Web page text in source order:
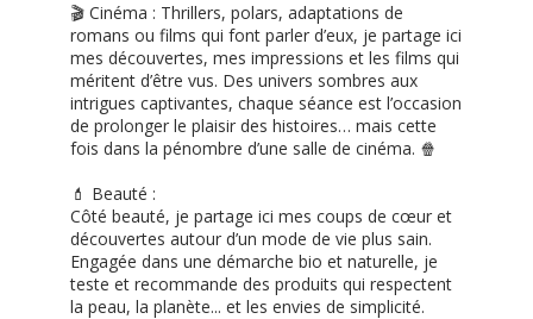
🎬 Cinéma : Thrillers, polars, adaptations de
romans ou films qui font parler d’eux, je partage ici
mes découvertes, mes impressions et les films qui
méritent d’être vus. Des univers sombres aux
intrigues captivantes, chaque séance est l’occasion
de prolonger le plaisir des histoires… mais cette
fois dans la pénombre d’une salle de cinéma. 🍿
💄 Beauté :
Côté beauté, je partage ici mes coups de cœur et
découvertes autour d’un mode de vie plus sain.
Engagée dans une démarche bio et naturelle, je
teste et recommande des produits qui respectent
la peau, la planète... et les envies de simplicité.